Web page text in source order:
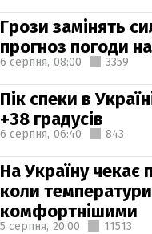
Грози замінять
прогноз погоди
6 серпня, 08:00 3359
Пік спеки в
+38 градусів
6 серпня, 06:40 843
На Україну чекає
коли
комфортнішими
5 серпня, 20:00 11513